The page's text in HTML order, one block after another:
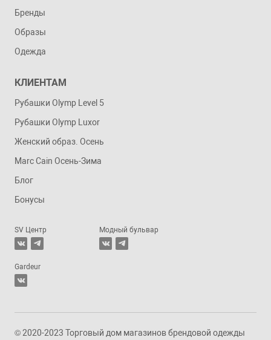
Бренды
Образы
Одежда
КЛИЕНТАМ
Рубашки Olymp Level 5
Рубашки Olymp Luxor
Женский образ. Осень
Marc Cain Осень-Зима
Блог
Бонусы
SV Центр Модный бульвар
Gardeur
© 2020-2023 Торговый дом магазинов брендовой одежды